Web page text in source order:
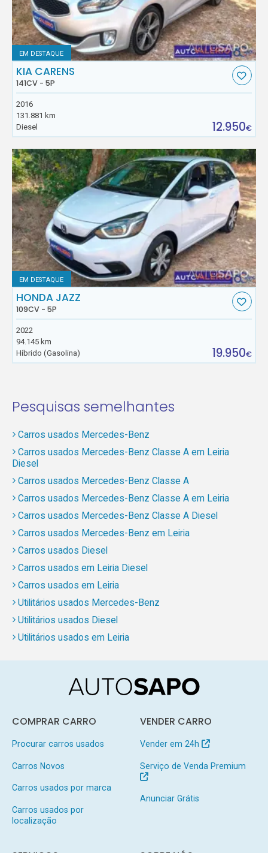
EM DESTAQUE
KIA CARENS
141CV - 5P
2016
131.881 km
Diesel
12.950€
EM DESTAQUE
HONDA JAZZ
109CV - 5P
2022
94.145 km
Híbrido (Gasolina)
19.950€
Pesquisas semelhantes
Carros usados Mercedes-Benz
Carros usados Mercedes-Benz Classe A em Leiria
Diesel
Carros usados Mercedes-Benz Classe A
Carros usados Mercedes-Benz Classe A em Leiria
Carros usados Mercedes-Benz Classe A Diesel
Carros usados Mercedes-Benz em Leiria
Carros usados Diesel
Carros usados em Leiria Diesel
Carros usados em Leiria
Utilitários usados Mercedes-Benz
Utilitários usados Diesel
Utilitários usados em Leiria
COMPRAR CARRO
Procurar carros usados
Carros Novos
Carros usados por marca
Carros usados por
localização
VENDER CARRO
Vender em 24h
Serviço de Venda Premium
Anunciar Grátis